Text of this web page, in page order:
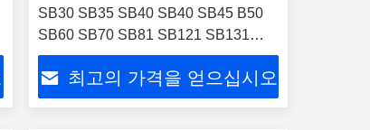
SB30 SB35 SB40 SB40 SB45 B50
SB60 SB70 SB81 SB121 SB131
SB151 수압 바위 파기기 0.5t-55ton
최고의 가격을 얻으십시오